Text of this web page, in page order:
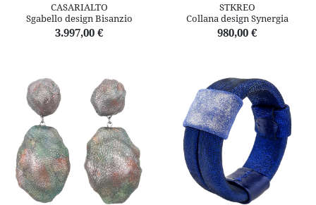
CASARIALTO
Sgabello design Bisanzio
3.997,00 €
STKREO
Collana design Synergia
980,00 €